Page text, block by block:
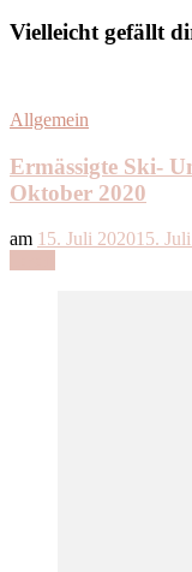
Vielleicht gefällt
Allgemein
Ermässigte Ski-
Oktober 2020
am 15. Juli 202015.